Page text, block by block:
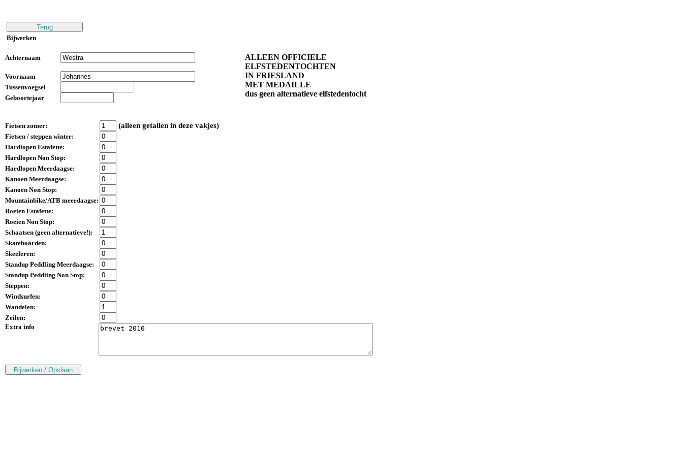
Bijwerken
Achternaam
ALLEEN OFFICIELE
ELFSTEDENTOCHTEN
IN FRIESLAND
MET MEDAILLE
dus geen alternatieve elfstedentocht
Voornaam
Tussenvoegsel
Geboortejaar
Fietsen zomer: (alleen getallen in deze vakjes)
Fietsen / steppen winter:
Hardlopen Estafette:
Hardlopen Non Stop:
Hardlopen Meerdaagse:
Kanoen Meerdaagse:
Kanoen Non Stop:
Mountainbike/ATB meerdaagse:
Roeien Estafette:
Roeien Non Stop:
Schaatsen (geen alternatieve!):
Skateboarden:
Skeeleren:
Standup Peddling Meerdaagse:
Standup Peddling Non Stop:
Steppen:
Windsurfen:
Wandelen:
Zeilen:
Extra info